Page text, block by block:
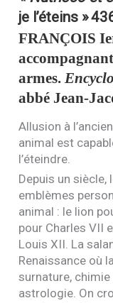
je l’éteins »
FRANÇOIS
armes.
abbé Jean-
Allusion à
animal est
l’éteindre.
Depuis un siècle,
emblèmes
animal : le lion
pour CharlesVII
Louis XII . La
Renaissance où
surnature,
astrologie. On